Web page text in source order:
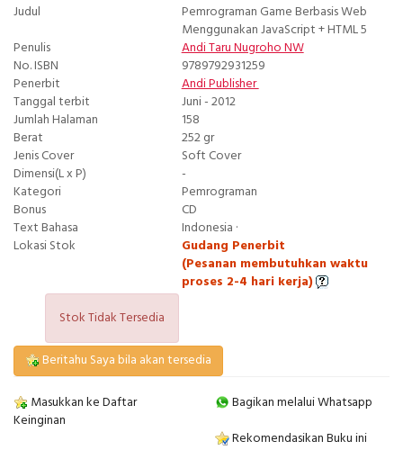
Judul
Pemrograman Game Berbasis Web
Menggunakan JavaScript + HTML 5
Penulis
Andi Taru Nugroho NW
No. ISBN
9789792931259
Penerbit
Andi Publisher
Tanggal terbit
Juni - 2012
Jumlah Halaman
158
Berat
252 gr
Jenis Cover
Soft Cover
Dimensi(L x P)
-
Kategori
Pemrograman
Bonus
CD
Text Bahasa
Indonesia ·
Lokasi Stok
Gudang Penerbit
(Pesanan membutuhkan waktu
proses 2-4 hari kerja)
Stok Tidak Tersedia
Beritahu Saya bila akan tersedia
Masukkan ke Daftar
Keinginan
Bagikan melalui Whatsapp
Rekomendasikan Buku ini